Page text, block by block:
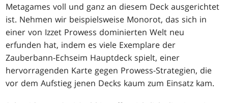
Metagames voll und ganz an diesem Deck ausgerichtet
ist. Nehmen wir beispielsweise Monorot, das sich in
einer von Izzet Prowess dominierten Welt neu
erfunden hat, indem es viele Exemplare der
Zauberbann-Echseim Hauptdeck spielt, einer
hervorragenden Karte gegen Prowess-Strategien, die
vor dem Aufstieg jenen Decks kaum zum Einsatz kam.